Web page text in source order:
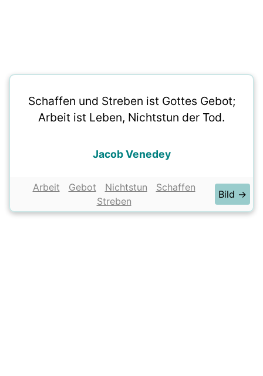
Schaffen und Streben ist Gottes Gebot;
Arbeit ist Leben, Nichtstun der Tod.
Jacob Venedey
Arbeit Gebot Nichtstun
Schaffen
Streben
Bild →